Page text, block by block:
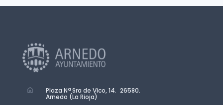
Plaza Nª Sra de Vico, 14. 26580.
Arnedo (La Rioja)